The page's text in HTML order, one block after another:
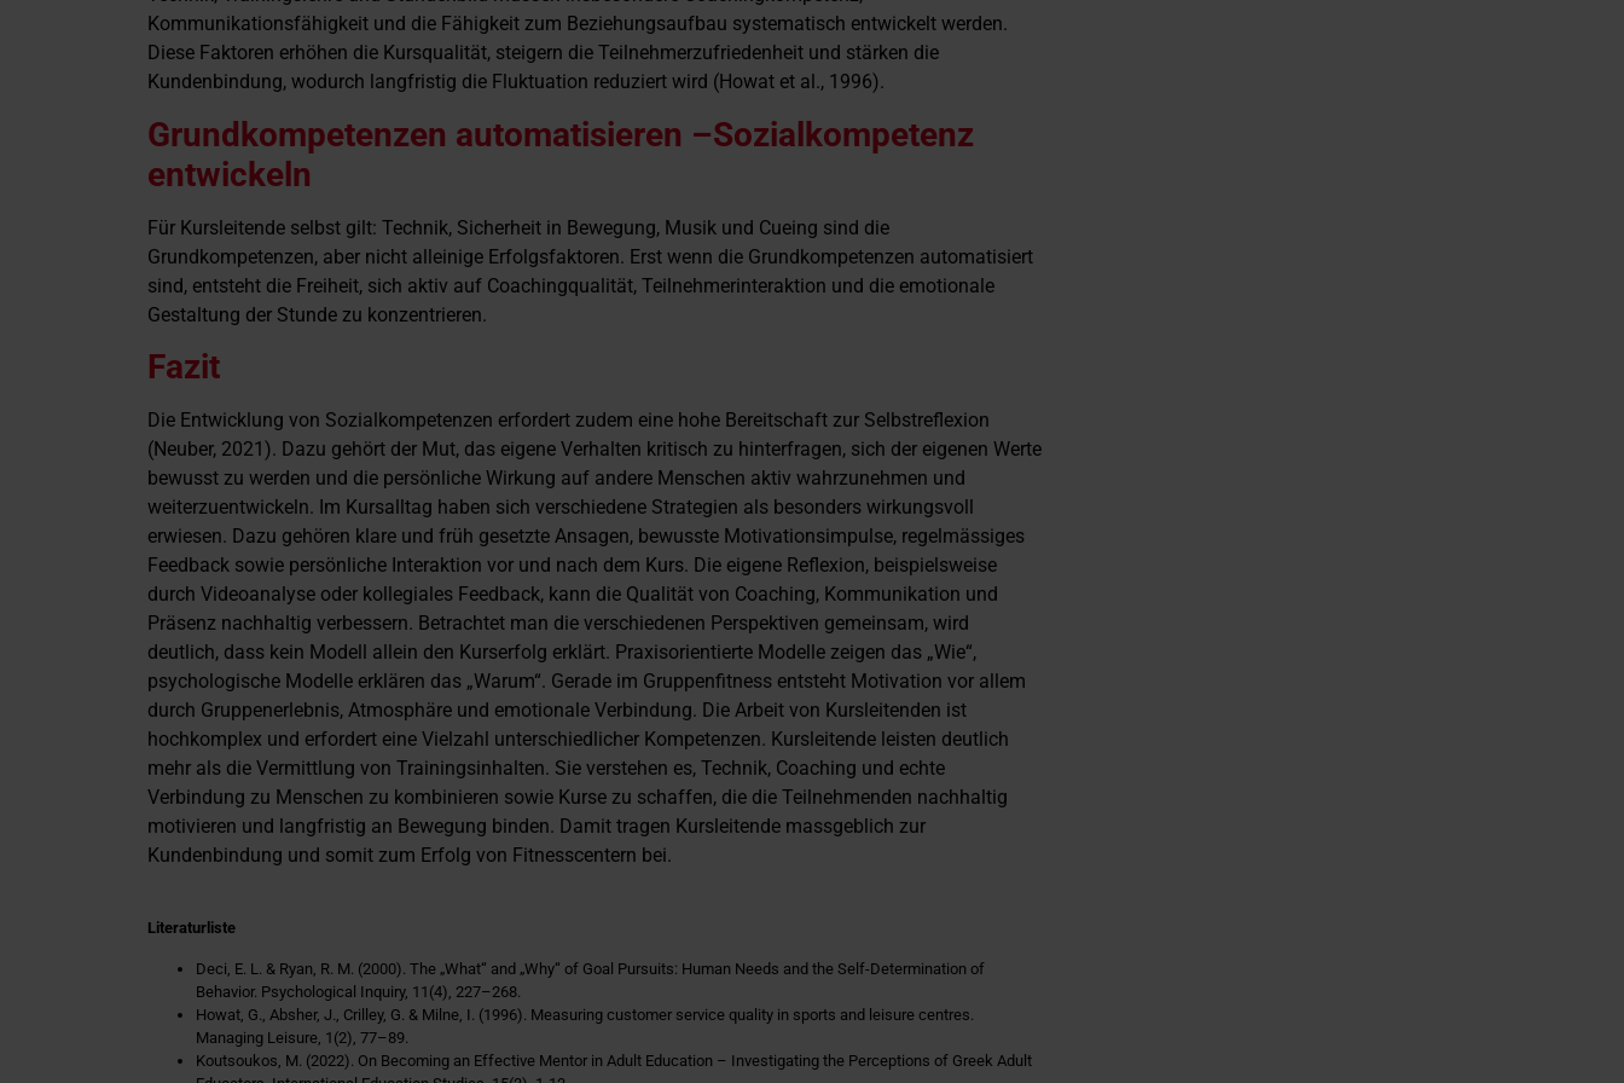
Kommunikationsfähigkeit und die Fähigkeit zum Beziehungsaufbau systematisch entwickelt werden.
Diese Faktoren erhöhen die Kursqualität, steigern die Teilnehmerzufriedenheit und stärken die
Kundenbindung, wodurch langfristig die Fluktuation reduziert wird (Howat et al., 1996).
Grundkompetenzen automatisieren –Sozialkompetenz
entwickeln
Für Kursleitende selbst gilt: Technik, Sicherheit in Bewegung, Musik und Cueing sind die
Grundkompetenzen, aber nicht alleinige Erfolgsfaktoren. Erst wenn die Grundkompetenzen automatisiert
sind, entsteht die Freiheit, sich aktiv auf Coachingqualität, Teilnehmerinteraktion und die emotionale
Gestaltung der Stunde zu konzentrieren.
Fazit
Die Entwicklung von Sozialkompetenzen erfordert zudem eine hohe Bereitschaft zur Selbstreflexion
(Neuber, 2021). Dazu gehört der Mut, das eigene Verhalten kritisch zu hinterfragen, sich der eigenen Werte
bewusst zu werden und die persönliche Wirkung auf andere Menschen aktiv wahrzunehmen und
weiterzuentwickeln. Im Kursalltag haben sich verschiedene Strategien als besonders wirkungsvoll
erwiesen. Dazu gehören klare und früh gesetzte Ansagen, bewusste Motivationsimpulse, regelmässiges
Feedback sowie persönliche Interaktion vor und nach dem Kurs. Die eigene Reflexion, beispielsweise
durch Videoanalyse oder kollegiales Feedback, kann die Qualität von Coaching, Kommunikation und
Präsenz nachhaltig verbessern. Betrachtet man die verschiedenen Perspektiven gemeinsam, wird
deutlich, dass kein Modell allein den Kurserfolg erklärt. Praxisorientierte Modelle zeigen das „Wie“,
psychologische Modelle erklären das „Warum“. Gerade im Gruppenfitness entsteht Motivation vor allem
durch Gruppenerlebnis, Atmosphäre und emotionale Verbindung. Die Arbeit von Kursleitenden ist
hochkomplex und erfordert eine Vielzahl unterschiedlicher Kompetenzen. Kursleitende leisten deutlich
mehr als die Vermittlung von Trainingsinhalten. Sie verstehen es, Technik, Coaching und echte
Verbindung zu Menschen zu kombinieren sowie Kurse zu schaffen, die die Teilnehmenden nachhaltig
motivieren und langfristig an Bewegung binden. Damit tragen Kursleitende massgeblich zur
Kundenbindung und somit zum Erfolg von Fitnesscentern bei.
Literaturliste
Deci, E. L. & Ryan, R. M. (2000). The „What“ and „Why“ of Goal Pursuits: Human Needs and the Self-Determination of
Behavior. Psychological Inquiry, 11(4), 227–268.
Howat, G., Absher, J., Crilley, G. & Milne, I. (1996). Measuring customer service quality in sports and leisure centres.
Managing Leisure, 1(2), 77–89.
Koutsoukos, M. (2022). On Becoming an Effective Mentor in Adult Education – Investigating the Perceptions of Greek Adult